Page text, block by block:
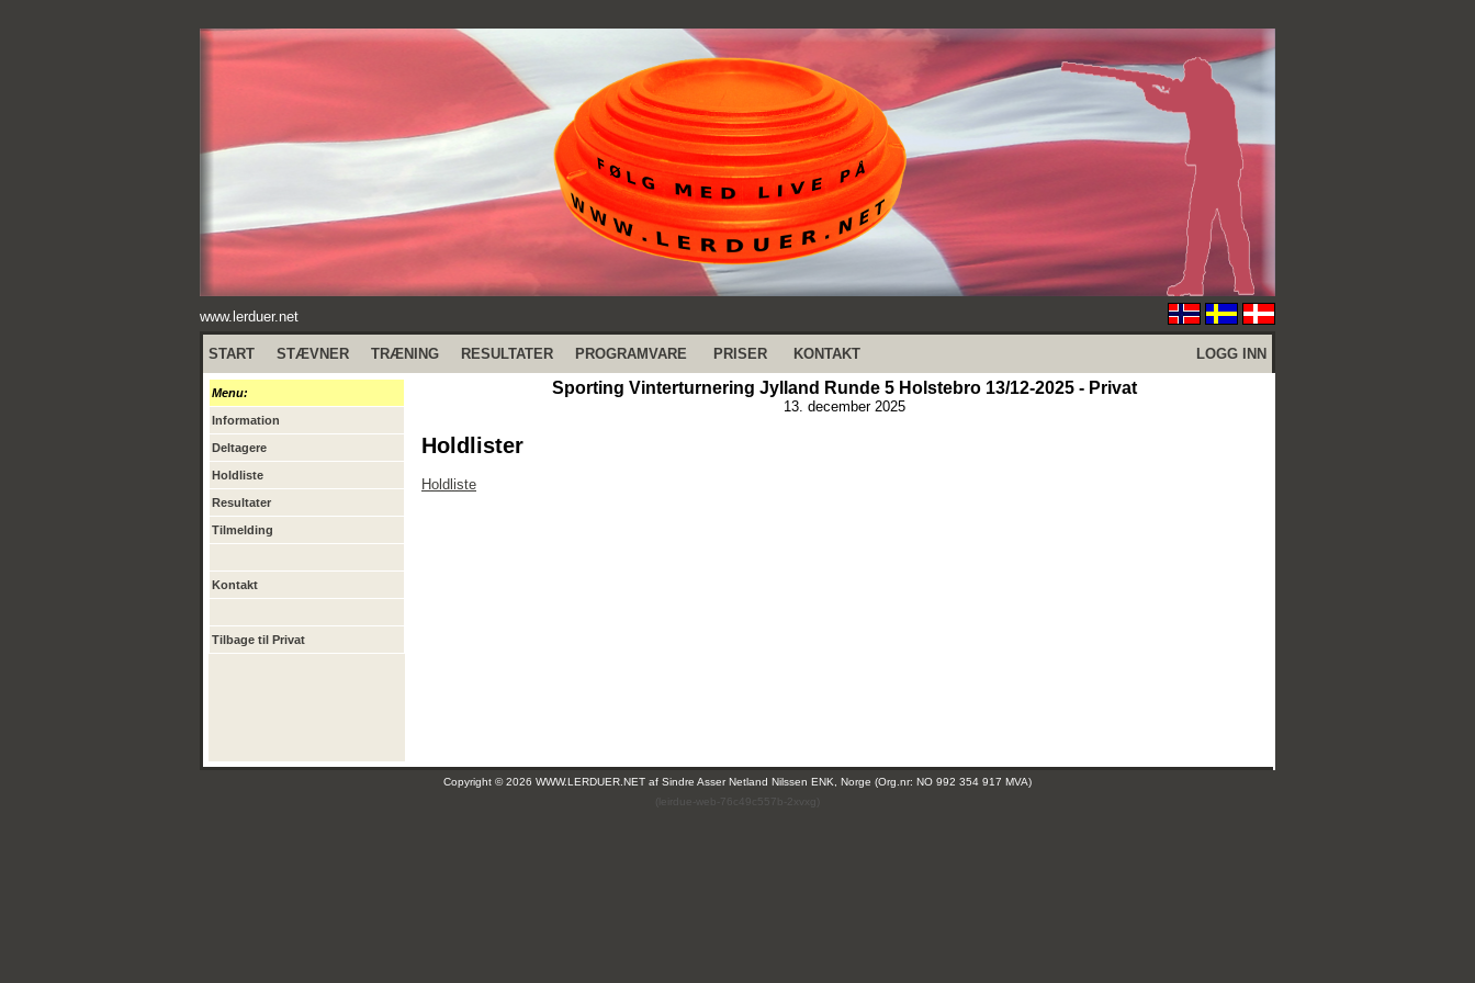
www.lerduer.net
START STÆVNER TRÆNING RESULTATER PROGRAMVARE PRISER KONTAKT LOGG INN
Menu:
Information
Deltagere
Holdliste
Resultater
Tilmelding
Kontakt
Tilbage til Privat
Sporting Vinterturnering Jylland Runde 5 Holstebro 13/12-2025 - Privat
13. december 2025
Holdlister
Holdliste
Copyright © 2026 WWW.LERDUER.NET af Sindre Asser Netland Nilssen ENK, Norge (Org.nr: NO 992 354 917 MVA)
(leirdue-web-76c49c557b-2xvxg)